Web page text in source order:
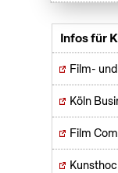
Infos für
Film-
Köln
Film